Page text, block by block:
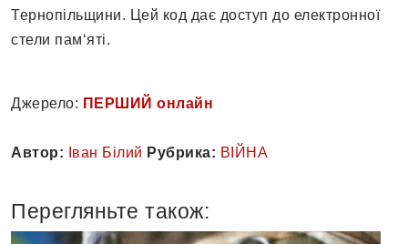
Тернопільщини. Цей код дає доступ до електронної
стели пам‘яті.
Джерело: ПЕРШИЙ онлайн
Автор: Іван Білий Рубрика: ВІЙНА
Перегляньте також: